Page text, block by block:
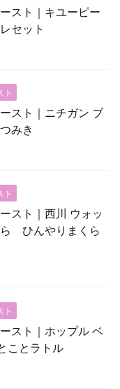
スト｜キユーピー
セット
ト
スト｜ニチガン ブ
みき
ト
スト｜西川 ウォッ
ひんやりまくら
ト
スト｜ホップル ベ
ことラトル